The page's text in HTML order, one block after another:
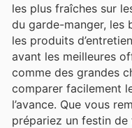
les plus fraîches sur
du garde-manger, les
les produits
avant les meilleures
comme des grandes
comparer facilement
l’avance. Que vous
prépariez un festin